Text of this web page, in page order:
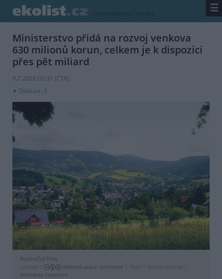
/ zpravodajství / zprávy ☰
Ministerstvo přidá na rozvoj venkova
630 milionů korun, celkem je k dispozici
přes pět miliard
9.7.2026 00:31 (ČTK)
Diskuse: 3
Ilustrační foto
Licence | Některá práva vyhrazena Foto |
Ondrej.konicek /
Wikimeda Commons